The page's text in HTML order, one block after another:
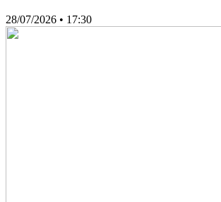
28/07/2026 • 17:30